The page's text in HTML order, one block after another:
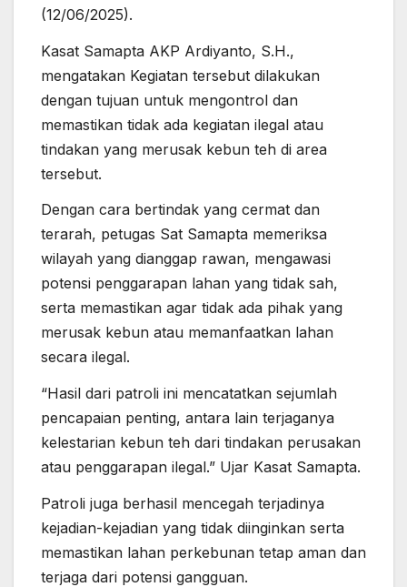
(12/06/2025).
Kasat Samapta AKP Ardiyanto, S.H.,
mengatakan Kegiatan tersebut dilakukan
dengan tujuan untuk mengontrol dan
memastikan tidak ada kegiatan ilegal atau
tindakan yang merusak kebun teh di area
tersebut.
Dengan cara bertindak yang cermat dan
terarah, petugas Sat Samapta memeriksa
wilayah yang dianggap rawan, mengawasi
potensi penggarapan lahan yang tidak sah,
serta memastikan agar tidak ada pihak yang
merusak kebun atau memanfaatkan lahan
secara ilegal.
“Hasil dari patroli ini mencatatkan sejumlah
pencapaian penting, antara lain terjaganya
kelestarian kebun teh dari tindakan perusakan
atau penggarapan ilegal.” Ujar Kasat Samapta.
Patroli juga berhasil mencegah terjadinya
kejadian-kejadian yang tidak diinginkan serta
memastikan lahan perkebunan tetap aman dan
terjaga dari potensi gangguan.